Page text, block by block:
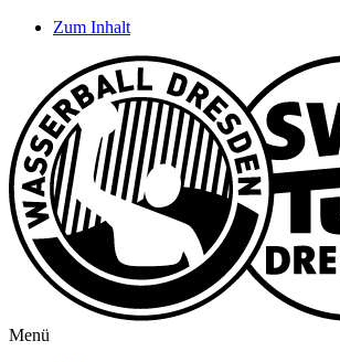
Zum Inhalt
Menü